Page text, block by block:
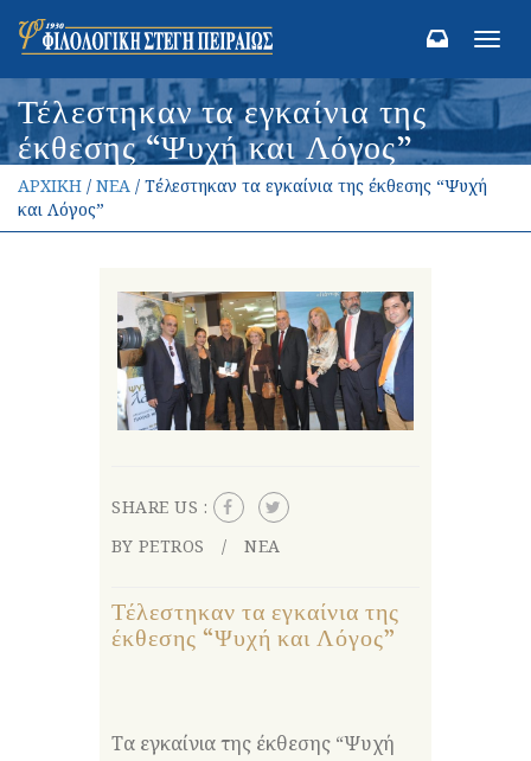
Τέλεστηκαν τα εγκαίνια της
έκθεσης “Ψυχή και Λόγος”
ΑΡΧΙΚΗ / ΝΕΑ / Τέλεστηκαν τα εγκαίνια της έκθεσης “Ψυχή
και Λόγος”
SHARE US :
BY PETROS
ΝΕΑ
Τέλεστηκαν τα εγκαίνια της
έκθεσης “Ψυχή και Λόγος”
Τα εγκαίνια της έκθεσης “Ψυχή